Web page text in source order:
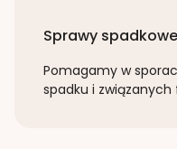
Sprawy spadkowe
Pomagamy w
spadku i